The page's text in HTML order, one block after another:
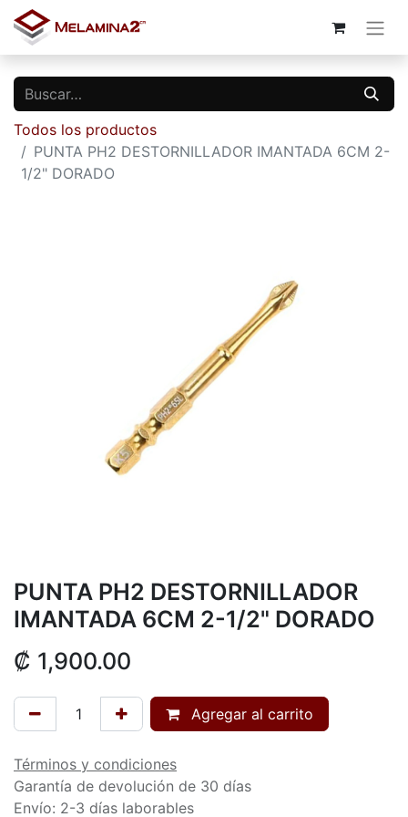
Todos los productos
PUNTA PH2 DESTORNILLADOR IMANTADA 6CM 2-
1/2" DORADO
PUNTA PH2 DESTORNILLADOR
IMANTADA 6CM 2-1/2" DORADO
₡ 1,900.00
Agregar al carrito
Términos y condiciones
Garantía de devolución de 30 días
Envío: 2-3 días laborables